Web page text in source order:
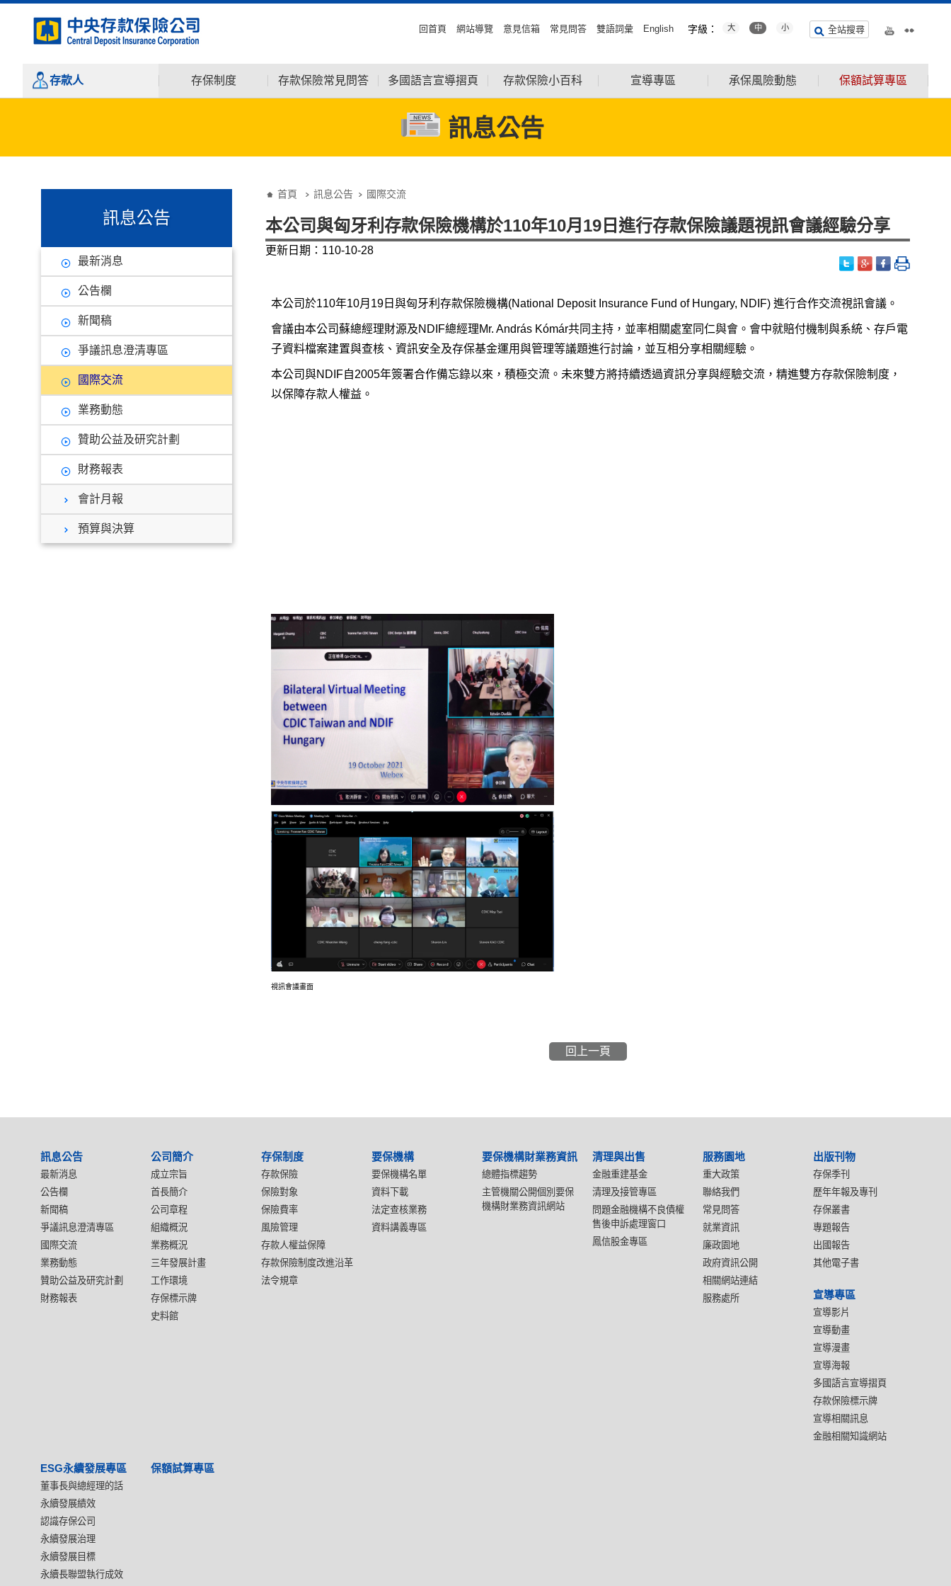
回首頁 網站導覽 意見信箱 常見問答 雙語詞彙 English 字級： 大 中 小 全站搜尋
存款人 存保制度 存款保險常見問答 多國語言宣導摺頁 存款保險小百科 宣導專區 承保風險動態 保額試算專區
訊息公告
訊息公告
最新消息
公告欄
新聞稿
爭議訊息澄清專區
國際交流
業務動態
贊助公益及研究計劃
財務報表
會計月報
預算與決算
首頁 訊息公告 國際交流
本公司與匈牙利存款保險機構於110年10月19日進行存款保險議題視訊會議經驗分享
更新日期：110-10-28
本公司於110年10月19日與匈牙利存款保險機構(National Deposit Insurance Fund of Hungary, NDIF) 進行合作交流視訊會議。
會議由本公司蘇總經理財源及NDIF總經理Mr. András Kómár共同主持，並率相關處室同仁與會。會中就賠付機制與系統、存戶電
子資料檔案建置與查核、資訊安全及存保基金運用與管理等議題進行討論，並互相分享相關經驗。
本公司與NDIF自2005年簽署合作備忘錄以來，積極交流。未來雙方將持續透過資訊分享與經驗交流，精進雙方存款保險制度，
以保障存款人權益。
視訊會議畫面
回上一頁
訊息公告
最新消息
公告欄
新聞稿
爭議訊息澄清專區
國際交流
業務動態
贊助公益及研究計劃
財務報表
公司簡介
成立宗旨
首長簡介
公司章程
組織概況
業務概況
三年發展計畫
工作環境
存保標示牌
史料館
存保制度
存款保險
保險對象
保險費率
風險管理
存款人權益保障
存款保險制度改進沿革
法令規章
要保機構
要保機構名單
資料下載
法定查核業務
資料講義專區
要保機構財業務資訊
總體指標趨勢
主管機關公開個別要保
機構財業務資訊網站
清理與出售
金融重建基金
清理及接管專區
問題金融機構不良債權
售後申訴處理窗口
鳳信股金專區
服務園地
重大政策
聯絡我們
常見問答
就業資訊
廉政園地
政府資訊公開
相關網站連結
服務處所
出版刊物
存保季刊
歷年年報及專刊
存保叢書
專題報告
出國報告
其他電子書
宣導專區
宣導影片
宣導動畫
宣導漫畫
宣導海報
多國語言宣導摺頁
存款保險標示牌
宣導相關訊息
金融相關知識網站
ESG永續發展專區
董事長與總經理的話
永續發展績效
認識存保公司
永續發展治理
永續發展目標
永續長聯盟執行成效
保額試算專區